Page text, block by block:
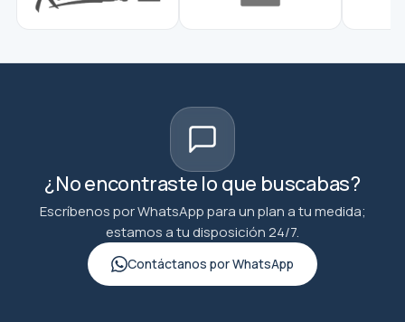
¿No encontraste lo que buscabas?
Escríbenos por WhatsApp para un plan a tu medida;
estamos a tu disposición 24/7.
Contáctanos por WhatsApp